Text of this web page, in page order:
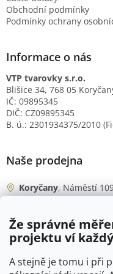
Že správné
projektu ví
A stejně je tomu i při
Obchodní podmínky
Podmínky ochrany
Informace o nás
VTP tvarovky s.r.o.
Blišice 34, 768 05
IČ: 09895345
DIČ: CZ09895345
B. ú.: 2301934375/2010
Naše prodejna
Koryčany, Náměstí
Po - Čt
06:00 - 07:00
07:30 - 15:30
Pá
06:00 - 07:00
07:30 - 15:00